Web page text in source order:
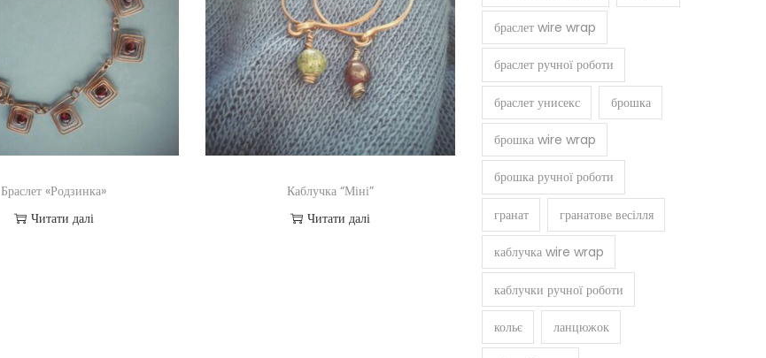
Браслет «Родзинка»
Читати далі
Каблучка “Міні”
Читати далі
браслет wire wrap
браслет ручної роботи
браслет унисекс брошка
брошка wire wrap
брошка ручної роботи
гранат гранатове весілля
каблучка wire wrap
каблучки ручної роботи
кольє ланцюжок